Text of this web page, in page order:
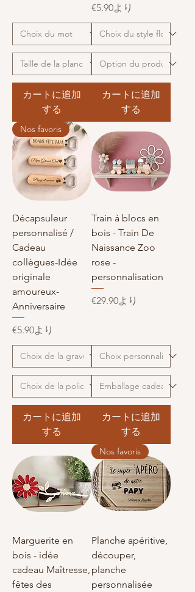
カートに追加
する
€5.90より
セール価格
カートに追加
する
Nos favoris
Décapsuleur
personnalisé /
Cadeau
collègues-Idée
originale
amoureux-
Anniversaire
€5.90より
セール価格
カートに追加
する
Train à blocs en
bois - Train De
Naissance Zoo
rose -
personnalisation
€29.90より
セール価格
カートに追加
する
Marguerite en
bois - idée
cadeau Maîtresse,
fêtes des
Nos favoris
Planche apéritive,
découper,
planche
personnalisée